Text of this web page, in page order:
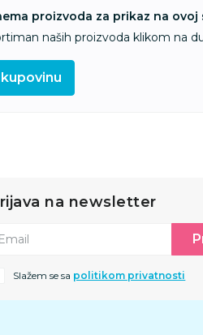
proizvoda za prikaz na ovoj
naših proizvoda klikom na
na newsletter
Email
Slažem se sa politikom privatnosti